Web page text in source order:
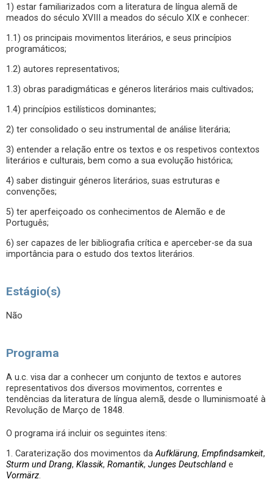
1) estar familiarizados com a literatura de língua alemã de
meados do século XVIII a meados do século XIX e conhecer:
1.1) os principais movimentos literários, e seus princípios
programáticos;
1.2) autores representativos;
1.3) obras paradigmáticas e géneros literários mais cultivados;
1.4) princípios estilísticos dominantes;
2) ter consolidado o seu instrumental de análise literária;
3) entender a relação entre os textos e os respetivos contextos
literários e culturais, bem como a sua evolução histórica;
4) saber distinguir géneros literários, suas estruturas e
convenções;
5) ter aperfeiçoado os conhecimentos de Alemão e de
Português;
6) ser capazes de ler bibliografia crítica e aperceber-se da sua
importância para o estudo dos textos literários.
Estágio(s)
Não
Programa
A u.c. visa dar a conhecer um conjunto de textos e autores
representativos dos diversos movimentos, correntes e
tendências da literatura de língua alemã, desde o Iluminismoaté à
Revolução de Março de 1848.
O programa irá incluir os seguintes itens:
1. Caraterização dos movimentos daAufklärung, Empfindsamkeit,
Sturm und Drang, Klassik, Romantik, Junges Deutschland e
Vormärz.